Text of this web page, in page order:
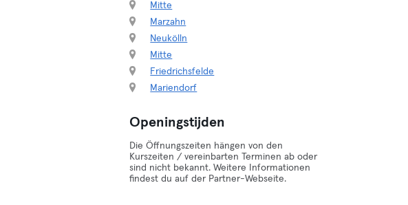
Mitte
Marzahn
Neukölln
Mitte
Friedrichsfelde
Mariendorf
Openingstijden
Die Öffnungszeiten hängen von den
Kurszeiten / vereinbarten Terminen ab oder
sind nicht bekannt. Weitere Informationen
findest du auf der Partner-Webseite.